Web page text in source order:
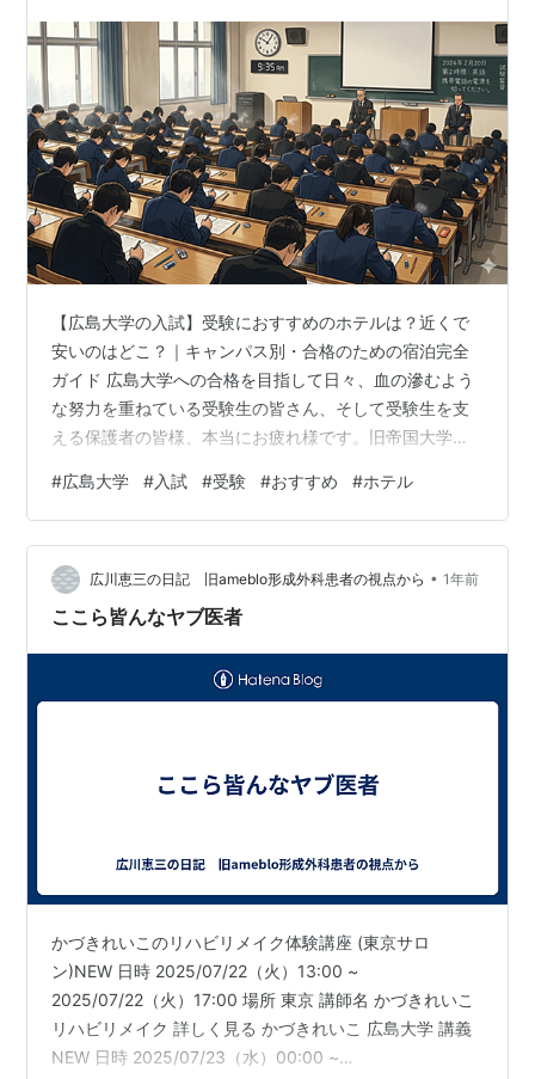
【広島大学の入試】受験におすすめのホテルは？近くで
安いのはどこ？｜キャンパス別・合格のための宿泊完全
ガイド 広島大学への合格を目指して日々、血の滲むよう
な努力を重ねている受験生の皆さん、そして受験生を支
える保護者の皆様、本当にお疲れ様です。旧帝国大学に
その研究力の高さと広大なキャンパス、そして充実した
教育環境から、全国から極めて志の高い受験生が集まり
ます。広大の入試を突破するために、当日の実力を100％
発揮する準備は整っていますか。実は、入試当日のパフ
ォーマンスを大きく左右する要因の一つが「宿泊するホ
#広島大学 #入試 #受験 #おすすめ #ホテル
広川恵三の日記 旧ameblo形成外科患者の視点から • 1年前
ここら皆んなヤブ医者
かづきれいこのリハビリメイク体験講座 (東京サロ
ン)NEW 日時 2025/07/22（火）13:00 ~
2025/07/22（火）17:00 場所 東京 講師名 かづきれいこ
リハビリメイク 詳しく見る かづきれいこ 広島大学 講義
NEW 日時 2025/07/23（水）00:00 ~